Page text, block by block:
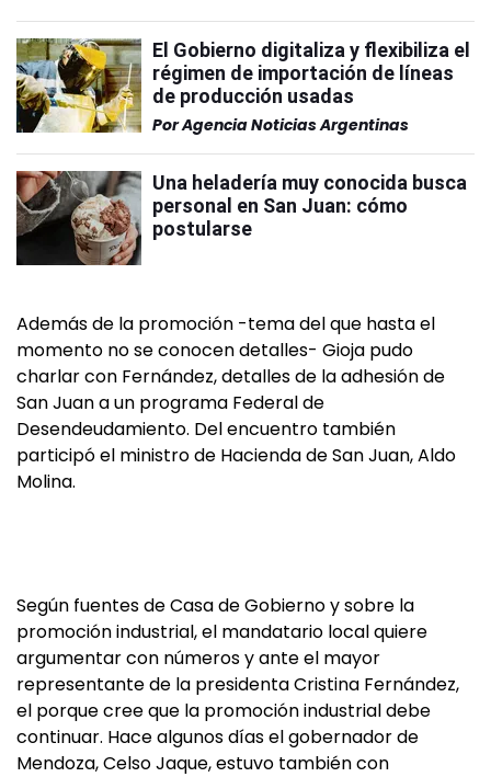
El Gobierno digitaliza y flexibiliza el
régimen de importación de líneas
de producción usadas
PorAgencia Noticias Argentinas
Una heladería muy conocida busca
personal en San Juan: cómo
postularse
Además de la promoción -tema del que hasta el
momento no se conocen detalles- Gioja pudo
charlar con Fernández, detalles de la adhesión de
San Juan a un programa Federal de
Desendeudamiento. Del encuentro también
participó el ministro de Hacienda de San Juan, Aldo
Molina.
Según fuentes de Casa de Gobierno y sobre la
promoción industrial, el mandatario local quiere
argumentar con números y ante el mayor
representante de la presidenta Cristina Fernández,
el porque cree que la promoción industrial debe
continuar. Hace algunos días el gobernador de
Mendoza, Celso Jaque, estuvo también con